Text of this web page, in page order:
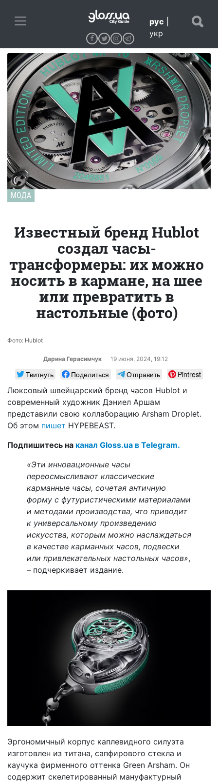
рус
укр
МОДА
Известный бренд Hublot
создал часы-
трансформеры: их можно
носить в кармане, на шее
или превратить в
настольные (фото)
Фото: Hublot
Дарина Герасимчук 19 июня, 2024, 19:12
Твитнуть Поделиться Отправить
Pintrest
Люксовый швейцарский бренд часов Hublot и
современный художник Дэниел Аршам
представили свою коллаборацию Arsham Droplet.
Об этом пишет HYPEBEAST.
Подпишитесь на канал Gloss.ua в Telegram.
«Эти инновационные часы
переосмысливают классические
карманные часы, сочетая античную
форму с футуристическими материалами
и методами производства, что приводит
к универсальному произведению
искусства, которым можно наслаждаться
в качестве карманных часов, подвески
или привлекательных настольных часов»,
– подчеркивает издание.
Эргономичный корпус каплевидного силуэта
изготовлен из титана, сапфирового стекла и
каучука фирменного оттенка Green Arsham. Он
содержит скелетированный мануфактурный